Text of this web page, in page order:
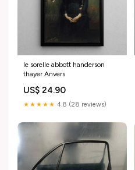
le sorelle abbott handerson
thayer Anvers
US$ 24.90
★★★★★ 4.8 (28 reviews)